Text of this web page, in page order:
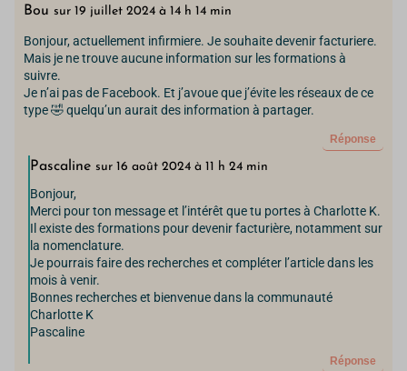
Bou sur 19 juillet 2024 à 14 h 14 min
Bonjour, actuellement infirmiere. Je souhaite devenir facturiere.
Mais je ne trouve aucune information sur les formations à
suivre.
Je n’ai pas de Facebook. Et j’avoue que j’évite les réseaux de ce
type 🤣 quelqu’un aurait des information à partager.
Réponse
Pascaline sur 16 août 2024 à 11 h 24 min
Bonjour,
Merci pour ton message et l’intérêt que tu portes à Charlotte K.
Il existe des formations pour devenir facturière, notamment sur
la nomenclature.
Je pourrais faire des recherches et compléter l’article dans les
mois à venir.
Bonnes recherches et bienvenue dans la communauté
Charlotte K
Pascaline
Réponse